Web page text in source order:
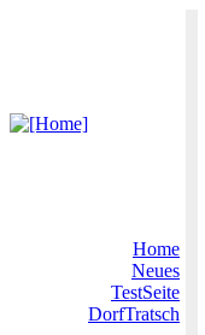
Home
Neues
TestSeite
DorfTratsch